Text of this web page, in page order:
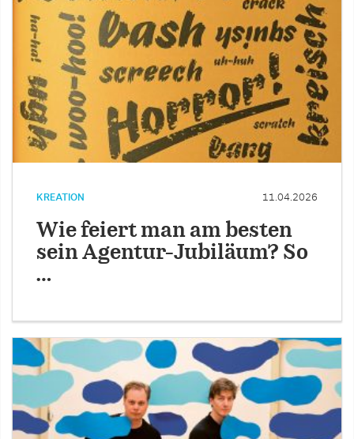
KREATION 11.04.2026
Wie feiert man am besten
sein Agentur-Jubiläum? So
…